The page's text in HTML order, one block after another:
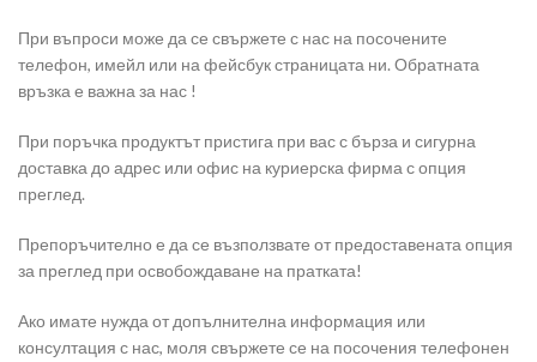
При въпроси може да се свържете с нас на посочените
телефон, имейл или на фейсбук страницата ни. Обратната
връзка е важна за нас !
При поръчка продуктът пристига при вас с бърза и сигурна
доставка до адрес или офис на куриерска фирма с опция
преглед.
Препоръчително е да се възползвате от предоставената опция
за преглед при освобождаване на пратката!
Ако имате нужда от допълнителна информация или
консултация с нас, моля свържете се на посочения телефонен